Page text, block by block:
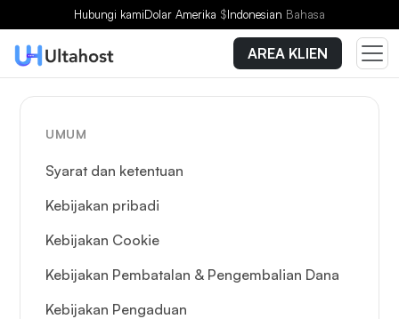
Hubungi kamiDolar Amerika $Indonesian Bahasa
AREA KLIEN
UMUM
Syarat dan ketentuan
Kebijakan pribadi
Kebijakan Cookie
Kebijakan Pembatalan & Pengembalian Dana
Kebijakan Pengaduan